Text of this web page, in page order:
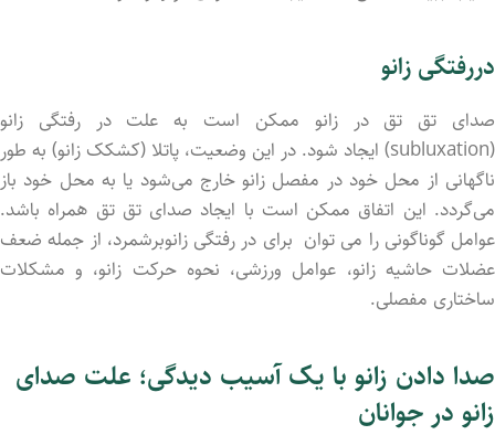
دررفتگی زانو
صدای تق تق در زانو ممکن است به علت در رفتگی زانو
(subluxation) ایجاد شود. در این وضعیت، پاتلا (کشکک زانو) به طور
ناگهانی از محل خود در مفصل زانو خارج می‌شود یا به محل خود باز
می‌گردد. این اتفاق ممکن است با ایجاد صدای تق تق همراه باشد.
عوامل گوناگونی را می توان برای در رفتگی زانوبرشمرد، از جمله ضعف
عضلات حاشیه زانو، عوامل ورزشی، نحوه حرکت زانو، و مشکلات
ساختاری مفصلی.
صدا دادن زانو با یک آسیب دیدگی؛ علت صدای
زانو در جوانان